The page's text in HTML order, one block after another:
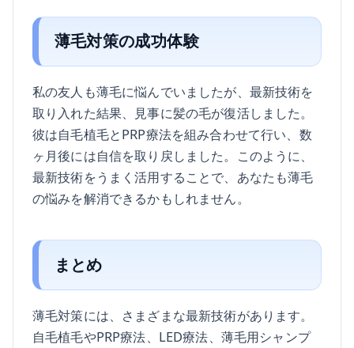
薄毛対策の成功体験
私の友人も薄毛に悩んでいましたが、最新技術を
取り入れた結果、見事に髪の毛が復活しました。
彼は自毛植毛とPRP療法を組み合わせて行い、数
ヶ月後には自信を取り戻しました。このように、
最新技術をうまく活用することで、あなたも薄毛
の悩みを解消できるかもしれません。
まとめ
薄毛対策には、さまざまな最新技術があります。
自毛植毛やPRP療法、LED療法、薄毛用シャンプ